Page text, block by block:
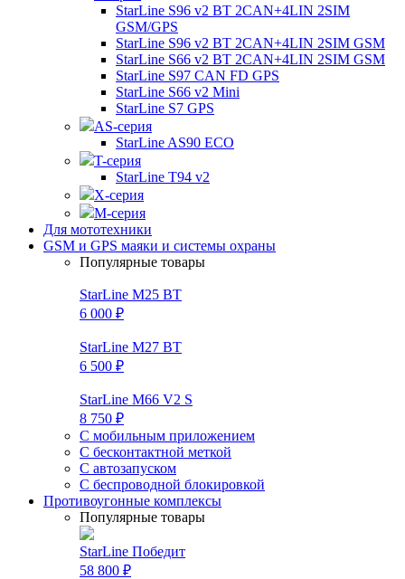
StarLine S96 v2 BT 2CAN+4LIN 2SIM
GSM/GPS
StarLine S96 v2 BT 2CAN+4LIN 2SIM GSM
StarLine S66 v2 BT 2CAN+4LIN 2SIM GSM
StarLine S97 CAN FD GPS
StarLine S66 v2 Mini
StarLine S7 GPS
AS-серия
StarLine AS90 ECO
T-серия
StarLine T94 v2
X-серия
M-серия
Для мототехники
GSM и GPS маяки и системы охраны
Популярные товары
StarLine M25 BT
6 000 ₽
StarLine M27 BT
6 500 ₽
StarLine M66 V2 S
8 750 ₽
С мобильным приложением
С бесконтактной меткой
С автозапуском
С беспроводной блокировкой
Противоугонные комплексы
Популярные товары
StarLine Победит
58 800 ₽